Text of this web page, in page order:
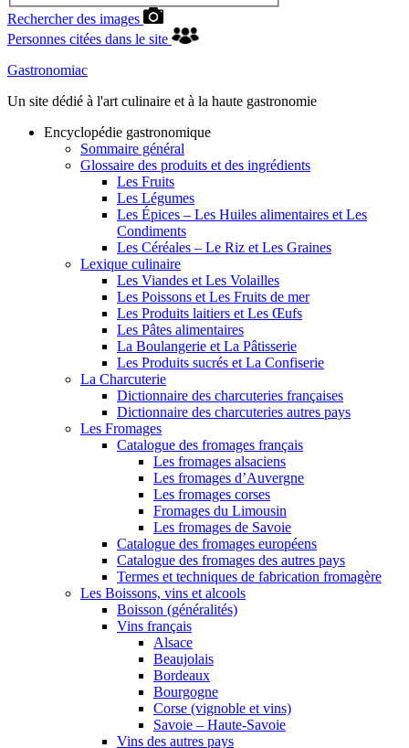
Rechercher des images
Personnes citées dans le site
Gastronomiac
Un site dédié à l'art culinaire et à la haute gastronomie
Encyclopédie gastronomique
Sommaire général
Glossaire des produits et des ingrédients
Les Fruits
Les Légumes
Les Épices – Les Huiles alimentaires et Les
Condiments
Les Céréales – Le Riz et Les Graines
Lexique culinaire
Les Viandes et Les Volailles
Les Poissons et Les Fruits de mer
Les Produits laitiers et Les Œufs
Les Pâtes alimentaires
La Boulangerie et La Pâtisserie
Les Produits sucrés et La Confiserie
La Charcuterie
Dictionnaire des charcuteries françaises
Dictionnaire des charcuteries autres pays
Les Fromages
Catalogue des fromages français
Les fromages alsaciens
Les fromages d’Auvergne
Les fromages corses
Fromages du Limousin
Les fromages de Savoie
Catalogue des fromages européens
Catalogue des fromages des autres pays
Termes et techniques de fabrication fromagère
Les Boissons, vins et alcools
Boisson (généralités)
Vins français
Alsace
Beaujolais
Bordeaux
Bourgogne
Corse (vignoble et vins)
Savoie – Haute-Savoie
Vins des autres pays